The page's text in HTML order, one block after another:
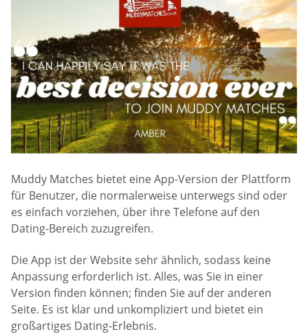
Muddy Matches bietet eine App-Version der Plattform
für Benutzer, die normalerweise unterwegs sind oder
es einfach vorziehen, über ihre Telefone auf den
Dating-Bereich zuzugreifen.
Die App ist der Website sehr ähnlich, sodass keine
Anpassung erforderlich ist. Alles, was Sie in einer
Version finden können; finden Sie auf der anderen
Seite. Es ist klar und unkompliziert und bietet ein
großartiges Dating-Erlebnis.